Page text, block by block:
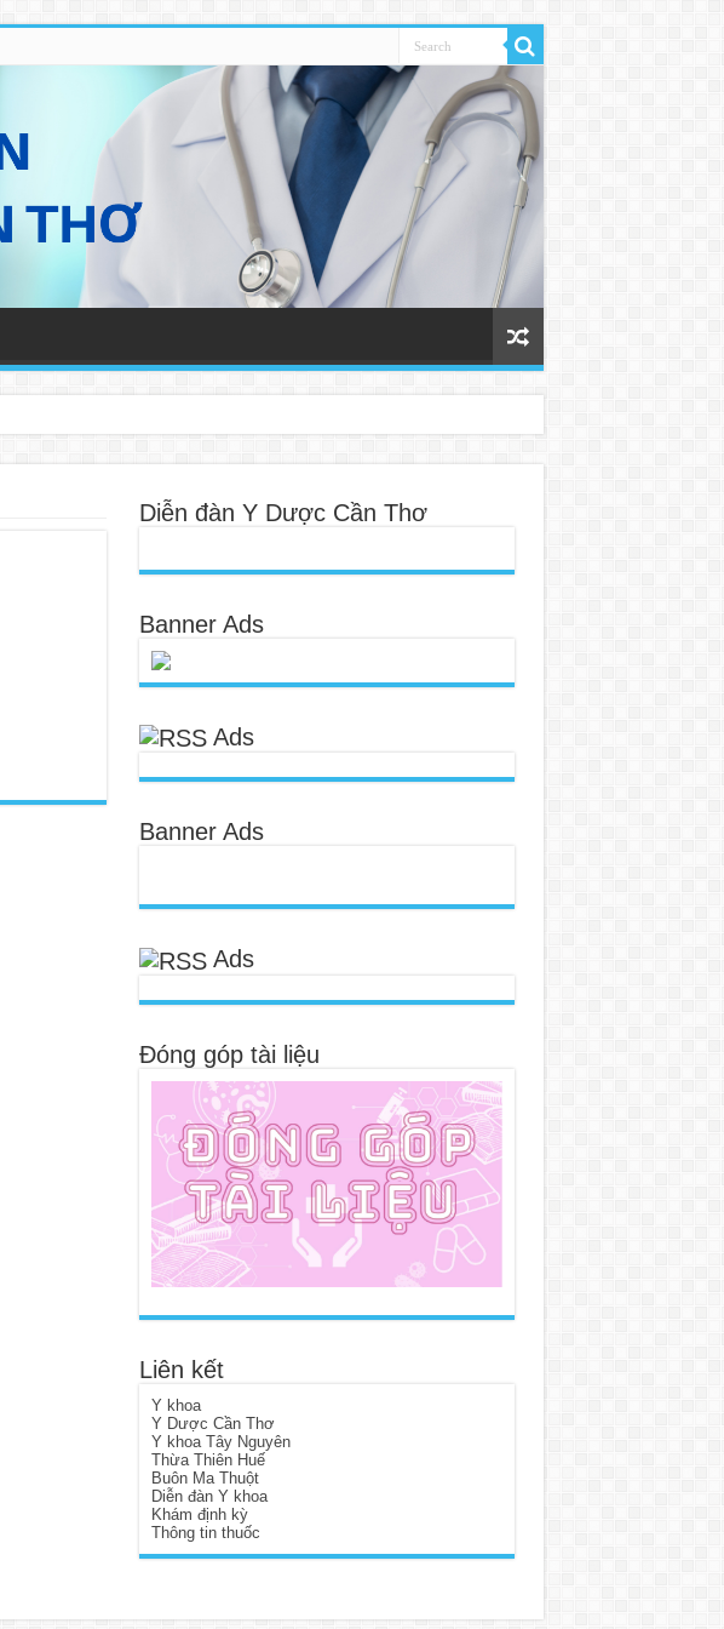
Diễn đàn Y Dược Cần Thơ
Banner Ads
Ads
Banner Ads
Ads
Đóng góp tài liệu
Liên kết
Y khoa
Y Dược Cần Thơ
Y khoa Tây Nguyên
Thừa Thiên Huế
Buôn Ma Thuột
Diễn đàn Y khoa
Khám định kỳ
Thông tin thuốc